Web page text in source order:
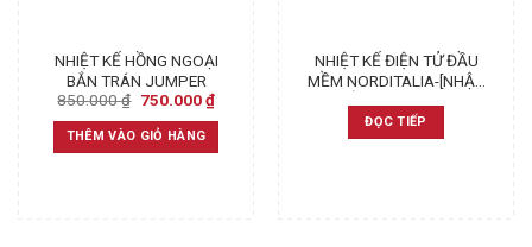
NHIỆT KẾ HỒNG NGOẠI
BẮN TRÁN JUMPER
850.000₫ Original
was:
850.000 ₫.
750.000₫Current
price
THÊM VÀO GIỎ HÀNG
NHIỆT KẾ ĐIỆN TỬ ĐẦU
MỀM NORDITALIA-[NHẬP
ĐỌC TIẾP